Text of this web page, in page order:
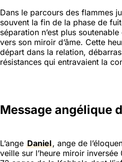
Dans le parcours des flammes
souvent la fin de la phase de
séparation n’est plus
vers son miroir d’âme. Cette
départ dans la relation,
résistances qui entravaient la
Message angélique
L’ange Daniel, ange de
veille sur l’heure miroir inversée